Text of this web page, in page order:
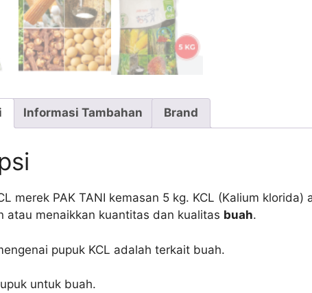
Informasi Tambahan Brand
merek PAK TANI kemasan 5 kg. KCL (Kalium
atau menaikkan kuantitas dan kualitas buah.
pupuk KCL adalah terkait buah.
untuk buah.